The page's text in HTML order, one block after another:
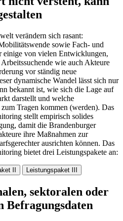
verändern sich rasant:
sowie Fach- und
einige von vielen Entwicklungen,
wie auch Akteure
vor ständig neue
dynamische Wandel lässt sich nur
bekannt ist, wie sich die Lage auf
darstellt und welche
Tragen kommen (werden). Das
stellt empirisch solides
damit die Brandenburger
ihre Maßnahmen zur
ausrichten können. Das
bietet drei Leistungspakete an:
II Leistungspaket III
sektoralen oder
Befragungsdaten